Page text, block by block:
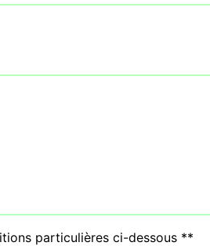
particulières ci-dessous **